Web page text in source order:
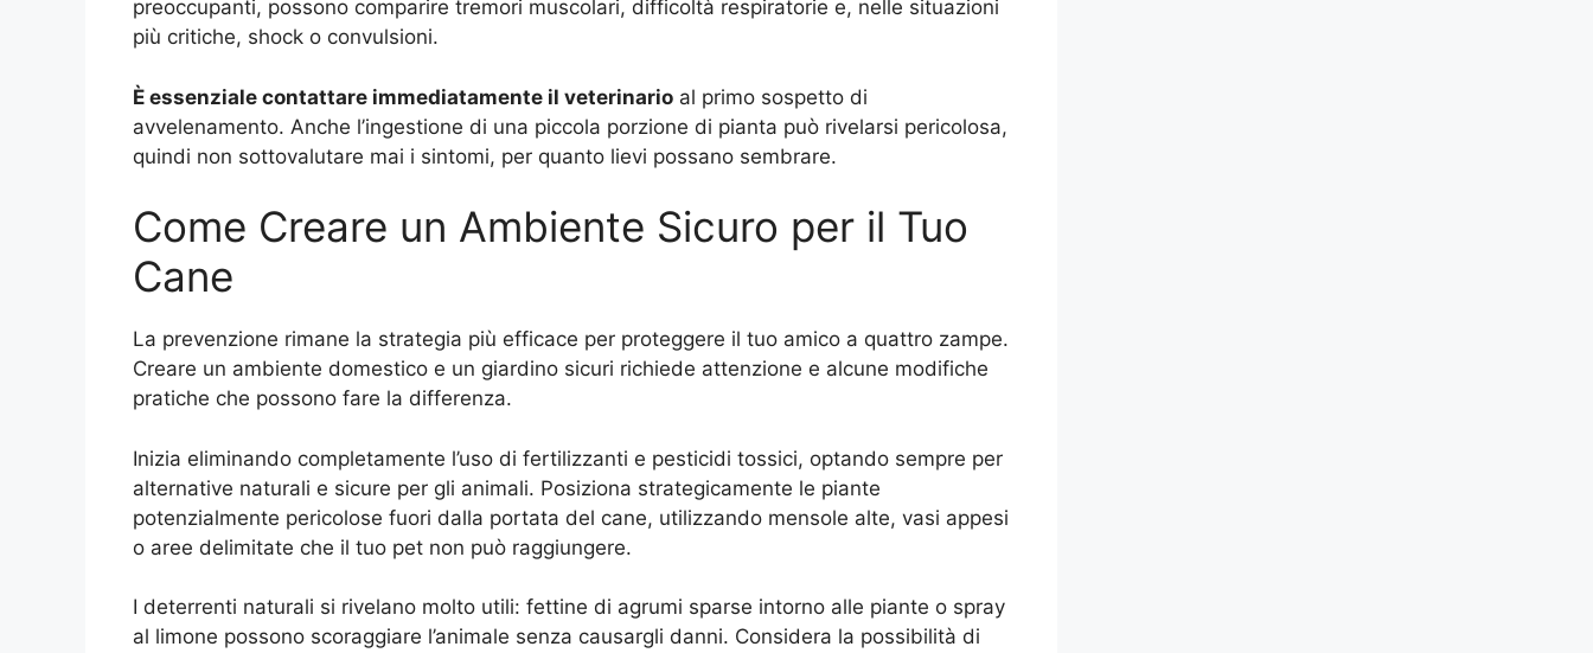
preoccupanti, possono comparire tremori muscolari, difficoltà respiratorie e, nelle situazioni
più critiche, shock o convulsioni.
È essenziale contattare immediatamente il veterinario al primo sospetto di
avvelenamento. Anche l’ingestione di una piccola porzione di pianta può rivelarsi pericolosa,
quindi non sottovalutare mai i sintomi, per quanto lievi possano sembrare.
Come Creare un Ambiente Sicuro per il Tuo
Cane
La prevenzione rimane la strategia più efficace per proteggere il tuo amico a quattro zampe.
Creare un ambiente domestico e un giardino sicuri richiede attenzione e alcune modifiche
pratiche che possono fare la differenza.
Inizia eliminando completamente l’uso di fertilizzanti e pesticidi tossici, optando sempre per
alternative naturali e sicure per gli animali. Posiziona strategicamente le piante
potenzialmente pericolose fuori dalla portata del cane, utilizzando mensole alte, vasi appesi
o aree delimitate che il tuo pet non può raggiungere.
I deterrenti naturali si rivelano molto utili: fettine di agrumi sparse intorno alle piante o spray
al limone possono scoraggiare l’animale senza causargli danni. Considera la possibilità di